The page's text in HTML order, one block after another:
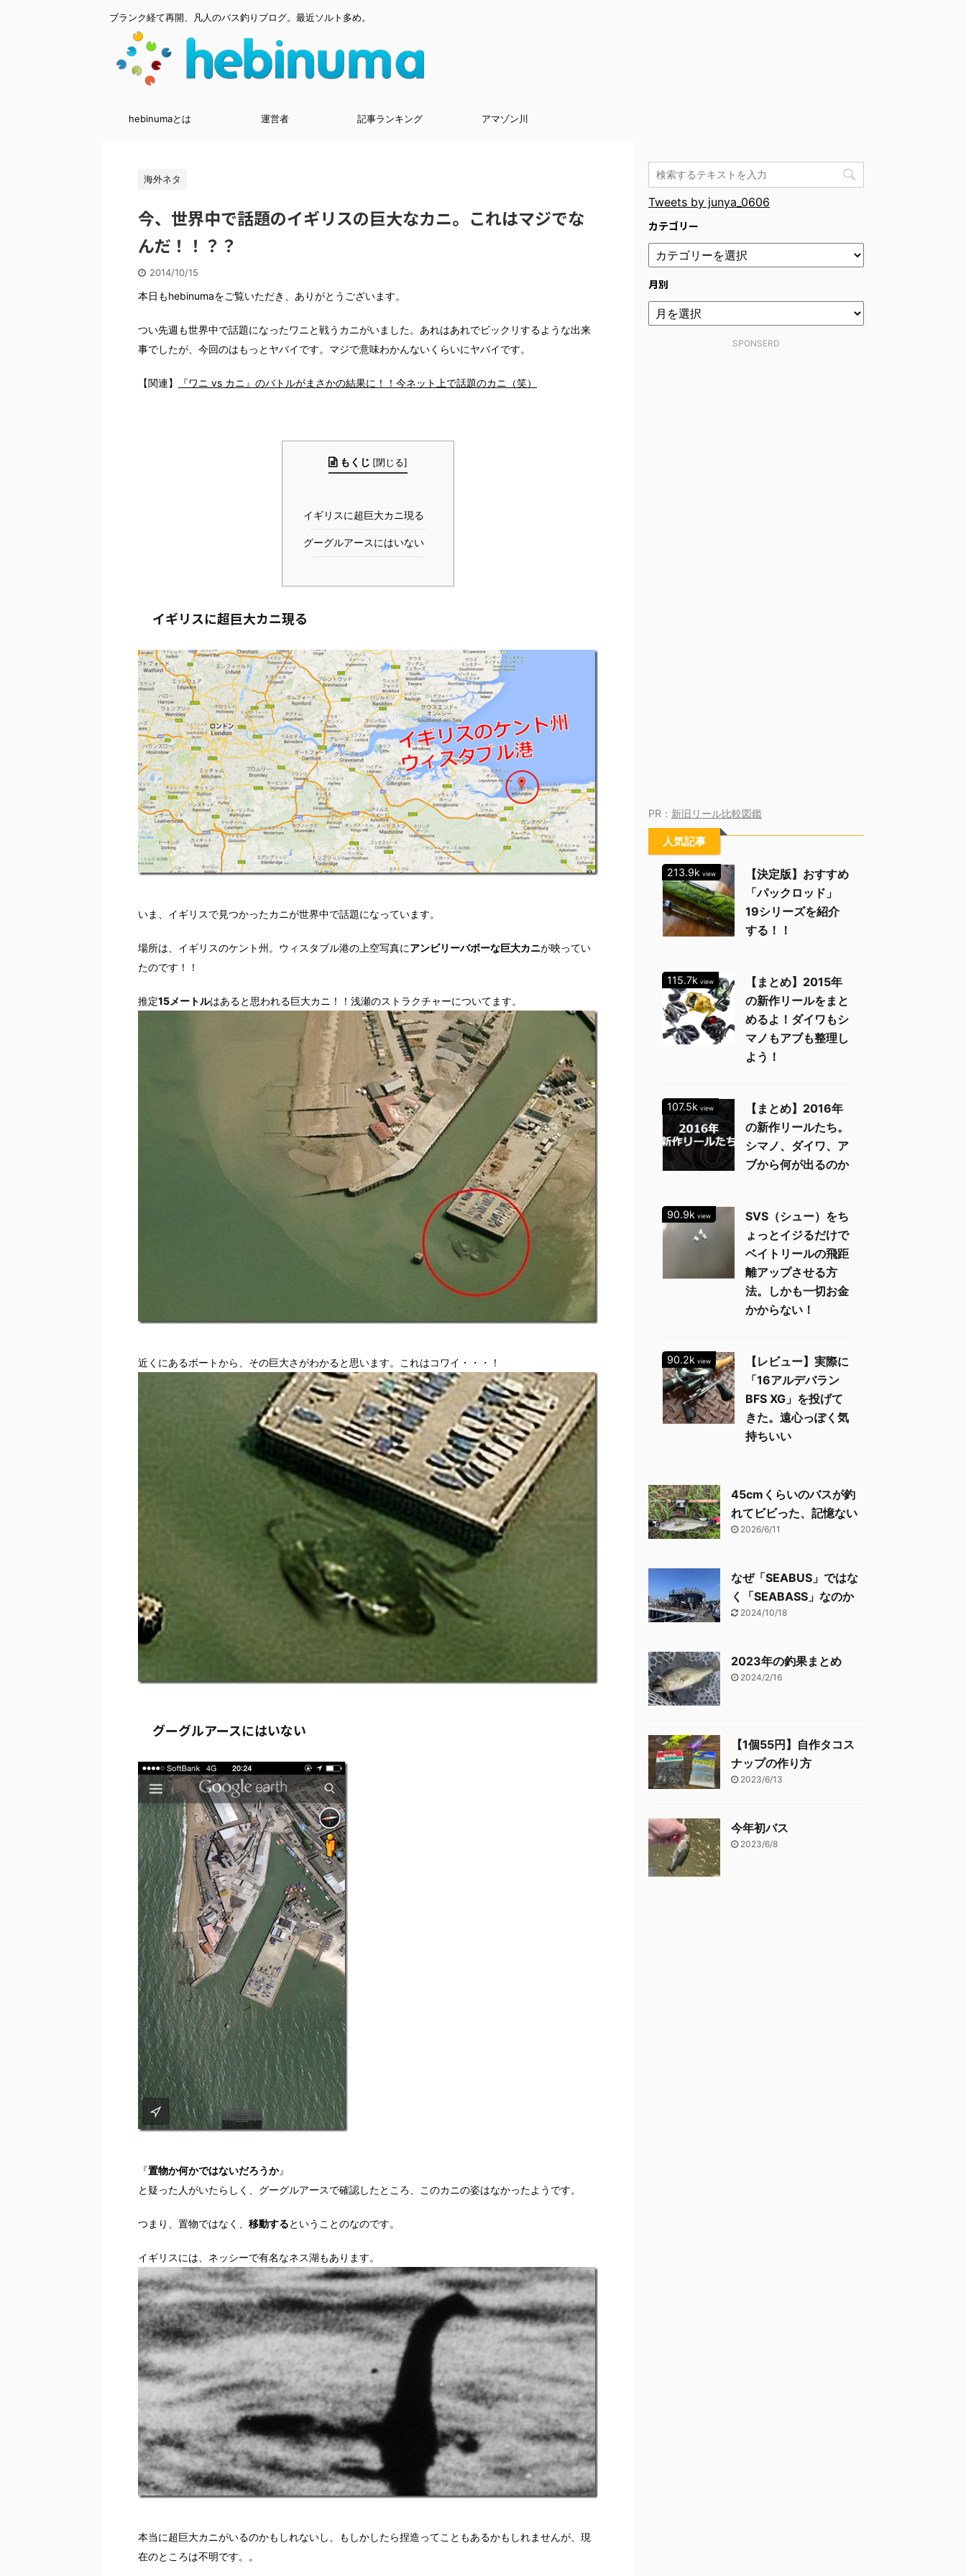
ブランク経て再開、凡人のバス釣りブログ。最近ソルト多め。
hebinumaとは 運営者 記事ランキング アマゾン川
海外ネタ
今、世界中で話題のイギリスの巨大なカニ。これはマジでな
んだ！！？？
2014/10/15
本日もhebinumaをご覧いただき、ありがとうございます。
つい先週も世界中で話題になったワニと戦うカニがいました。あれはあれでビックリするような出来
事でしたが、今回のはもっとヤバイです。マジで意味わかんないくらいにヤバイです。
【関連】 『ワニ vs カニ』のバトルがまさかの結果に！！今ネット上で話題のカニ（笑）
もくじ [閉じる]
イギリスに超巨大カニ現る
グーグルアースにはいない
イギリスに超巨大カニ現る
いま、イギリスで見つかったカニが世界中で話題になっています。
場所は、イギリスのケント州。ウィスタブル港の上空写真にアンビリーバボーな巨大カニが映ってい
たのです！！
推定15メートルはあると思われる巨大カニ！！浅瀬のストラクチャーについてます。
近くにあるボートから、その巨大さがわかると思います。これはコワイ・・・！
グーグルアースにはいない
『置物か何かではないだろうか』
と疑った人がいたらしく、グーグルアースで確認したところ、このカニの姿はなかったようです。
つまり、置物ではなく、 移動するということのなのです。
イギリスには、ネッシーで有名なネス湖もあります。
本当に超巨大カニがいるのかもしれないし、もしかしたら捏造ってこともあるかもしれませんが、現
在のところは不明です。。
Tweets by junya_0606
カテゴリー
月別
SPONSERD
PR： 新旧リール比較図鑑
人気記事
213.9k view
【決定版】おすすめ
「パックロッド」
19シリーズを紹介
する！！
115.7k view
【まとめ】2015年
の新作リールをまと
めるよ！ダイワもシ
マノもアブも整理し
よう！
107.5k view
【まとめ】2016年
の新作リールたち。
シマノ、ダイワ、ア
ブから何が出るのか
90.9k view
SVS（シュー）をち
ょっとイジるだけで
ベイトリールの飛距
離アップさせる方
法。しかも一切お金
かからない！
90.2k view
【レビュー】実際に
「16アルデバラン
BFS XG」を投げて
きた。遠心っぽく気
持ちいい
45cmくらいのバスが釣
れてビビった、記憶ない
2026/6/11
なぜ「SEABUS」ではな
く「SEABASS」なのか
2024/10/18
2023年の釣果まとめ
2024/2/16
【1個55円】自作タコス
ナップの作り方
2023/6/13
今年初バス
2023/6/8